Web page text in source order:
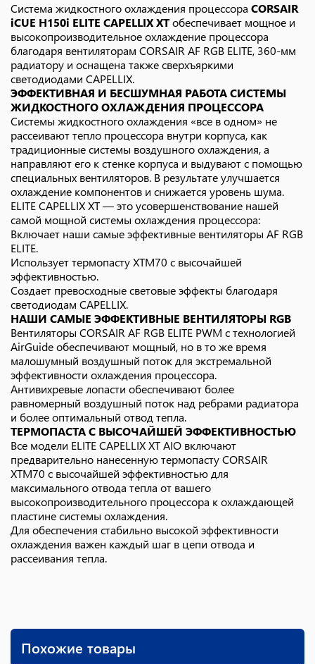
Система жидкостного охлаждения процессора CORSAIR
iCUE H150i ELITE CAPELLIX XTобеспечивает мощное и
высокопроизводительное охлаждение процессора
благодаря вентиляторам CORSAIR AF RGB ELITE, 360-мм
радиатору и оснащена также сверхъяркими
светодиодами CAPELLIX.
ЭФФЕКТИВНАЯ И БЕСШУМНАЯ РАБОТА СИСТЕМЫ
ЖИДКОСТНОГО ОХЛАЖДЕНИЯ ПРОЦЕССОРА
Системы жидкостного охлаждения «все в одном» не
рассеивают тепло процессора внутри корпуса, как
традиционные системы воздушного охлаждения, а
направляют его к стенке корпуса и выдувают с помощью
специальных вентиляторов. В результате улучшается
охлаждение компонентов и снижается уровень шума.
ELITE CAPELLIX XT — это усовершенствование нашей
самой мощной системы охлаждения процессора:
Включает наши самые эффективные вентиляторы AF RGB
ELITE.
Использует термопасту XTM70 с высочайшей
эффективностью.
Создает превосходные световые эффекты благодаря
светодиодам CAPELLIX.
НАШИ САМЫЕ ЭФФЕКТИВНЫЕ ВЕНТИЛЯТОРЫ RGB
Вентиляторы CORSAIR AF RGB ELITE PWM с технологией
AirGuide обеспечивают мощный, но в то же время
малошумный воздушный поток для экстремальной
эффективности охлаждения процессора.
Антивихревые лопасти обеспечивают более
равномерный воздушный поток над ребрами радиатора
и более оптимальный отвод тепла.
ТЕРМОПАСТА С ВЫСОЧАЙШЕЙ ЭФФЕКТИВНОСТЬЮ
Все модели ELITE CAPELLIX XT AIO включают
предварительно нанесенную термопасту CORSAIR
XTM70 с высочайшей эффективностью для
максимального отвода тепла от вашего
высокопроизводительного процессора к охлаждающей
пластине системы охлаждения.
Для обеспечения стабильно высокой эффективности
охлаждения важен каждый шаг в цепи отвода и
рассеивания тепла.
Похожие товары